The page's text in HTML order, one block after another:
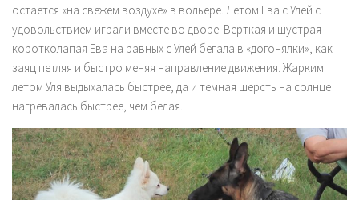
остается «на свежем воздухе» в вольере. Летом Ева с Улей с
удовольствием играли вместе во дворе. Верткая и шустрая
коротколапая Ева на равных с Улей бегала в «догонялки», как
заяц петляя и быстро меняя направление движения. Жарким
летом Уля выдыхалась быстрее, да и темная шерсть на солнце
нагревалась быстрее, чем белая.